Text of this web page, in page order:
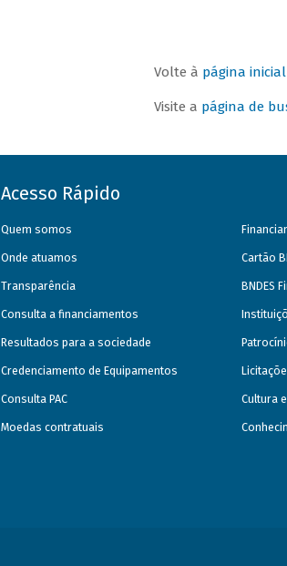
Volte à página inicial
Visite a página de
Acesso Rápido
Quem somos
Onde atuamos
Transparência
Consulta a financiamentos
Resultados para a sociedade
Credenciamento de Equipamentos
Consulta PAC
Moedas contratuais
Cartão
BNDES
Cultura